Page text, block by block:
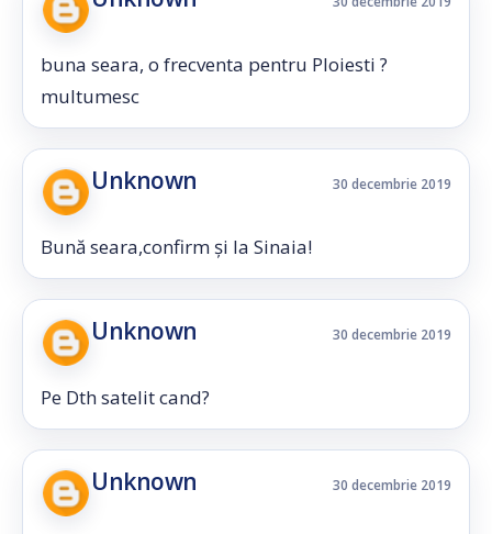
buna seara, o frecventa pentru Ploiesti ?
multumesc
Unknown 30 decembrie 2019
Bună seara,confirm și la Sinaia!
Unknown 30 decembrie 2019
Pe Dth satelit cand?
Unknown 30 decembrie 2019